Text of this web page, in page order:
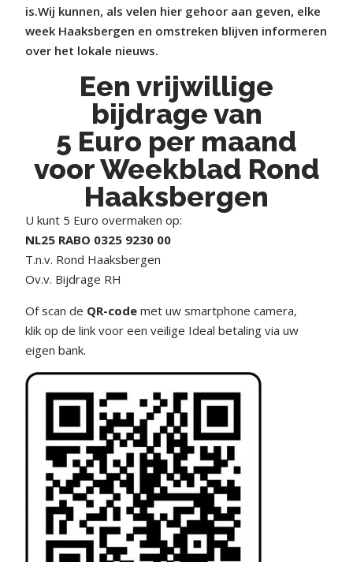
is.Wij kunnen, als velen hier gehoor aan geven, elke
week Haaksbergen en omstreken blijven informeren
over het lokale nieuws.
Een vrijwillige
bijdrage van
5 Euro per maand
voor Weekblad Rond
Haaksbergen
U kunt 5 Euro overmaken op:
NL25 RABO 0325 9230 00
T.n.v. Rond Haaksbergen
Ov.v. Bijdrage RH
Of scan de QR-code met uw smartphone camera,
klik op de link voor een veilige Ideal betaling via uw
eigen bank.